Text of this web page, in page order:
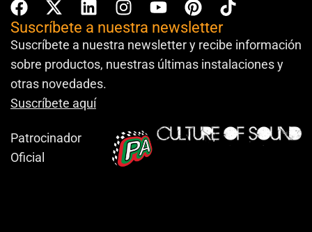
Suscríbete a nuestra newsletter
Suscríbete a nuestra newsletter y recibe información
sobre productos, nuestras últimas instalaciones y
otras novedades.
Suscríbete aquí
Patrocinador
Oficial